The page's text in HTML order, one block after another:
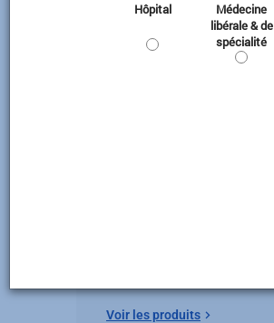
Hôpital
Médecine
libérale & de
spécialité
Administration Kalinox
Voir les produits